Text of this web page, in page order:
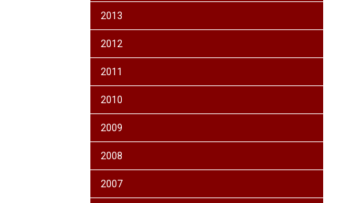
2013
2012
2011
2010
2009
2008
2007